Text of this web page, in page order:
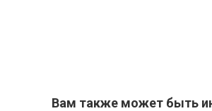
Вам также может быть